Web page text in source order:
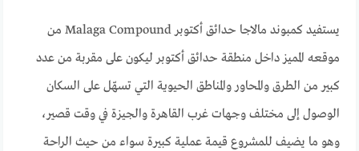
يستفيد كمبوند مالاجا حدائق أكتوبر Malaga Compound من
موقعه المميز داخل منطقة حدائق أكتوبر ليكون على مقربة من عدد
كبير من الطرق والمحاور والمناطق الحيوية التي تسهّل على السكان
الوصول إلى مختلف وجهات غرب القاهرة والجيزة في وقت قصير،
وهو ما يضيف للمشروع قيمة عملية كبيرة سواء من حيث الراحة